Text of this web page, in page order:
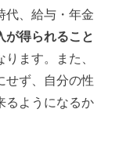
代、給与・年金
が得られること
ります。また、
せず、自分の性
るようになるか